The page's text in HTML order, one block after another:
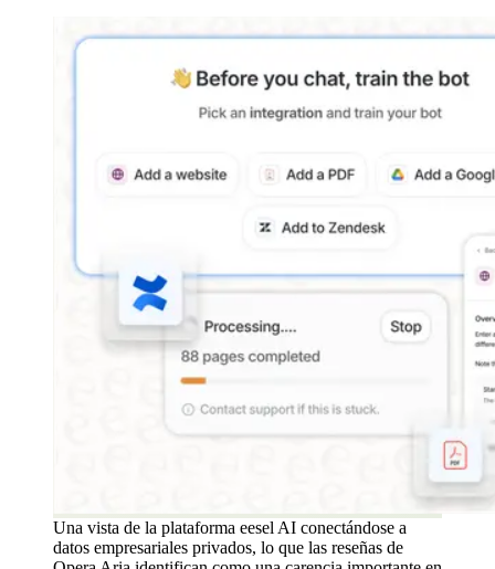
Una vista de la plataforma eesel AI conectándose a
datos empresariales privados, lo que las reseñas de